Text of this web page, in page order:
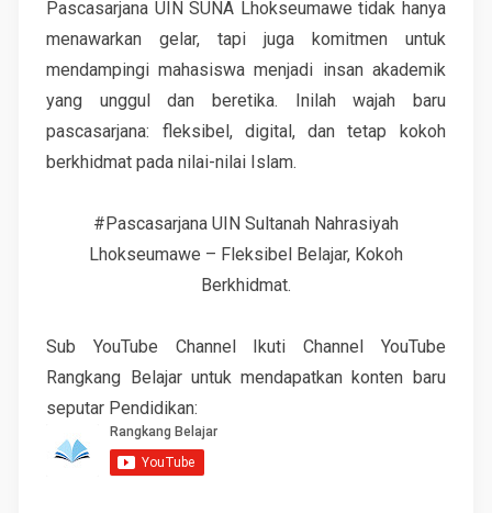
Pascasarjana UIN SUNA Lhokseumawe tidak hanya
menawarkan gelar, tapi juga komitmen untuk
mendampingi mahasiswa menjadi insan akademik
yang unggul dan beretika. Inilah wajah baru
pascasarjana: fleksibel, digital, dan tetap kokoh
berkhidmat pada nilai-nilai Islam.
#Pascasarjana UIN Sultanah Nahrasiyah
Lhokseumawe – Fleksibel Belajar, Kokoh
Berkhidmat.
Sub YouTube Channel Ikuti Channel YouTube
Rangkang Belajar untuk mendapatkan konten baru
seputar Pendidikan: